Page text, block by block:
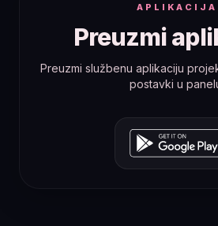
APLIKACIJA
Preuzmi
Preuzmi službenu aplikaciju
postavki u